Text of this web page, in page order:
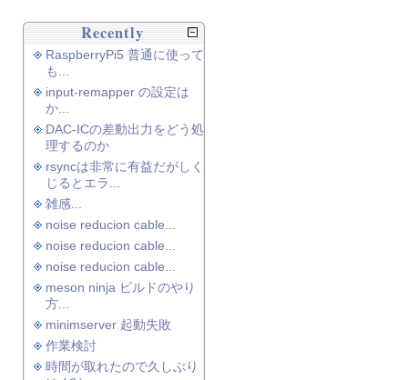
Recently
RaspberryPi5 普通に使って
も...
input-remapper の設定は
か...
DAC-ICの差動出力をどう処
理するのか
rsyncは非常に有益だがしく
じるとエラ...
雑感...
noise reducion cable...
noise reducion cable...
noise reducion cable...
meson ninja ビルドのやり
方...
minimserver 起動失敗
作業検討
時間が取れたので久しぶり